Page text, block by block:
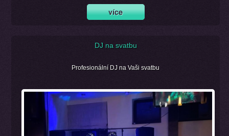
DJ na svatbu
Profesionální DJ na Vaši svatbu